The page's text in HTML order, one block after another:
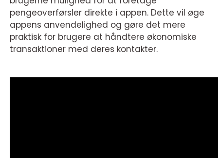
pengeoverførsler direkte i appen. Dette vil øge
appens anvendelighed og gøre det mere
praktisk for brugere at håndtere økonomiske
transaktioner med deres kontakter.